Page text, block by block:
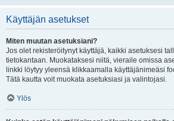
Käyttäjän asetukset
Miten muutan asetuksiani?
Jos olet rekisteröitynyt käyttäjä, kaikki asetuksesi
tietokantaan. Muokataksesi niitä, vieraile omissa
linkki löytyy yleensä klikkaamalla käyttäjänimeäsi
Tätä kautta voit muokata asetuksiasi ja valintojasi.
Ylös